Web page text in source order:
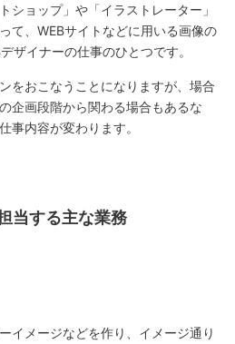
ショップ」や「イラストレーター」
て、WEBサイトなどに用いる画像の
ザイナーの仕事のひとつです。
をおこなうことになりますが、場合
企画段階から関わる場合もあるな
事内容が変わります。
当する主な業務
イメージなどを作り、イメージ通り